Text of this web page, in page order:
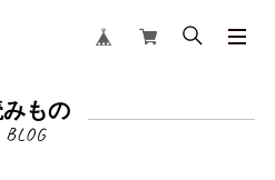
もの